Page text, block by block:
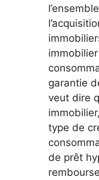
garantie
veut dire
type de
de prêt